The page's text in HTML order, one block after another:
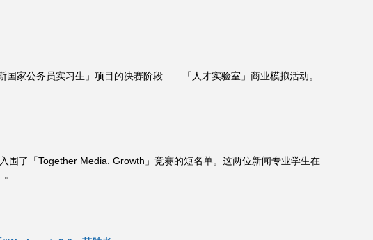
家公务员实习生」项目的决赛阶段——「人才实验室」商业模拟活动。
围了「Together Media. Growth」竞赛的短名单。这两位新闻专业学生在